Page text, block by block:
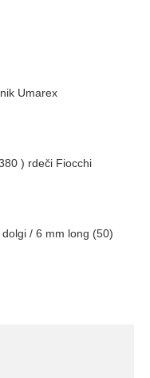
Umarex
) rdeči Fiocchi
/ 6 mm long (50)